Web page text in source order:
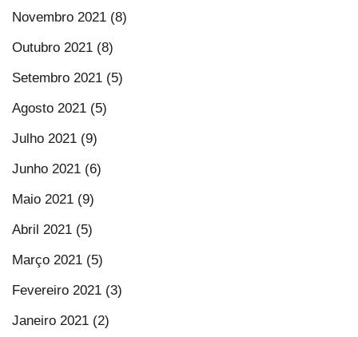
Novembro 2021 (8)
Outubro 2021 (8)
Setembro 2021 (5)
Agosto 2021 (5)
Julho 2021 (9)
Junho 2021 (6)
Maio 2021 (9)
Abril 2021 (5)
Março 2021 (5)
Fevereiro 2021 (3)
Janeiro 2021 (2)